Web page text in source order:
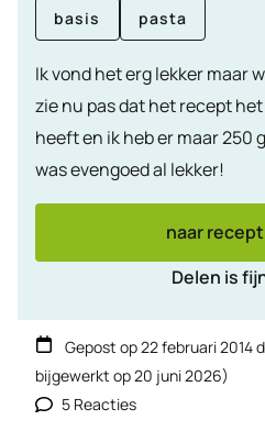
basis pasta
Ik vond het erg lekker maar
zie nu pas dat het recept
heeft en ik heb er maar 250
was evengoed al lekker!
naar
Delen is
Gepost op22 februari 2014
bijgewerkt op20 juni 2026)
5 Reacties